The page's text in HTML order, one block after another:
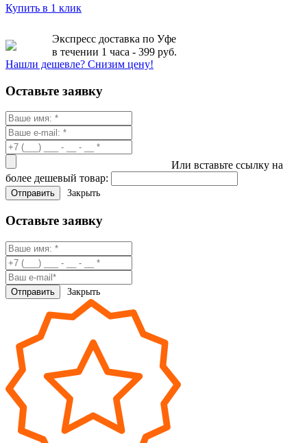
Купить в 1 клик
Экспресс доставка по Уфе
в течении 1 часа - 399 руб.
Нашли дешевле? Снизим цену!
Оставьте заявку
Или вставьте ссылку на
более дешевый товар:
Закрыть
Оставьте заявку
Закрыть